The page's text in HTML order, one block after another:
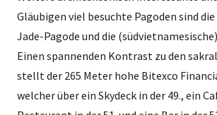
Gläubigen viel besuchte Pagoden sind
Jade-Pagode und die
Einen spannenden Kontrast zu den
stellt der 265 Meter hohe Bitexco
welcher über ein Skydeck in der 49., ein